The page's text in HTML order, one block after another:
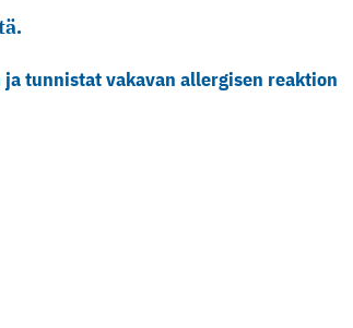
tunnistat vakavan allergisen reaktion